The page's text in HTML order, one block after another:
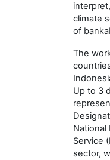
climate
of
The
Up to 3
National
Service
sector,